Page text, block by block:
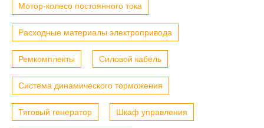
Мотор-колесо постоянного тока
Расходные материалы электропривода
Ремкомплекты Силовой кабель
Система динамического торможения
Тяговый генератор Шкаф управления